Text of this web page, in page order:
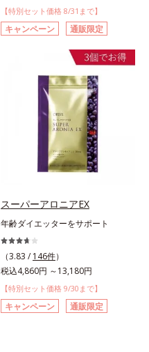
【特別セット価格 8/31まで】
キャンペーン 通販限定
スーパーアロニアEX
年齢ダイエッターをサポート
（3.83 / 146件）
税込4,860円 ～13,180円
【特別セット価格 9/30まで】
キャンペーン 通販限定